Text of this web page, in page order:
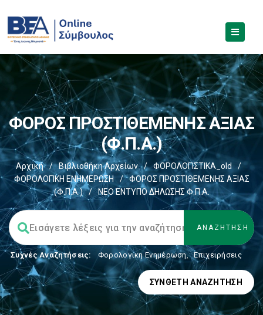
ΦΟΡΟΣ ΠΡΟΣΤΙΘΕΜΕΝΗΣ ΑΞΙΑΣ
(Φ.Π.Α.)
Αρχική / Βιβλιοθήκη Αρχείων / ΦΟΡΟΛΟΓΙΣΤΙΚΑ_old
/
ΦΟΡΟΛΟΓΙΚΗ ΕΝΗΜΕΡΩΣΗ
/
ΦΟΡΟΣ ΠΡΟΣΤΙΘΕΜΕΝΗΣ ΑΞΙΑΣ
(Φ.Π.Α.)
/ ΝΕΟ ΕΝΤΥΠΟ ΔΗΛΩΣΗΣ Φ.Π.Α.
Συχνές Αναζητήσεις: Φορολογικη Ενημέρωση, Επιχειρήσεις
ΣΎΝΘΕΤΗ ΑΝΑΖΉΤΗΣΗ